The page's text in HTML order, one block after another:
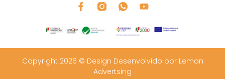
Copyright 2026 © Design Desenvolvido por Lemon
Advertsing